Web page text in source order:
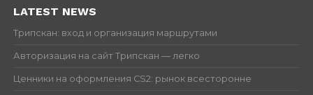
LATEST NEWS
Трипскан: вход и организация маршрутами
Авторизация на сайт Трипскан — легко
Ценники на оформления CS2: рынок всесторонне